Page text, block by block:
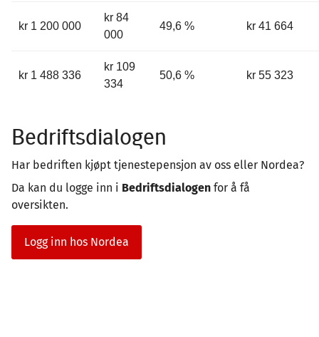
kr 1 200 000
kr 84
000
49,6 % kr 41 664
kr 1 488 336
kr 109
334
50,6 % kr 55 323
Bedriftsdialogen
Har bedriften kjøpt tjenestepensjon av oss eller Nordea?
Da kan du logge inn i Bedriftsdialogen for å få
oversikten.
Logg inn hos Nordea